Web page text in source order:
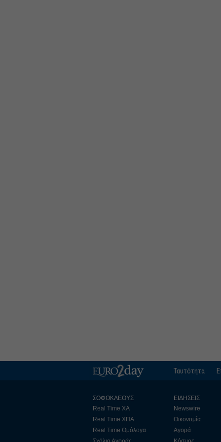
Ταυτότητα
ΣΟΦΟΚΛΕΟΥΣ
Real Time ΧΑ
Real Time ΧΠΑ
Real Time Ομόλογα
ΕΙΔΗΣΕΙΣ
Newswire
Οικονομία
Αγορά